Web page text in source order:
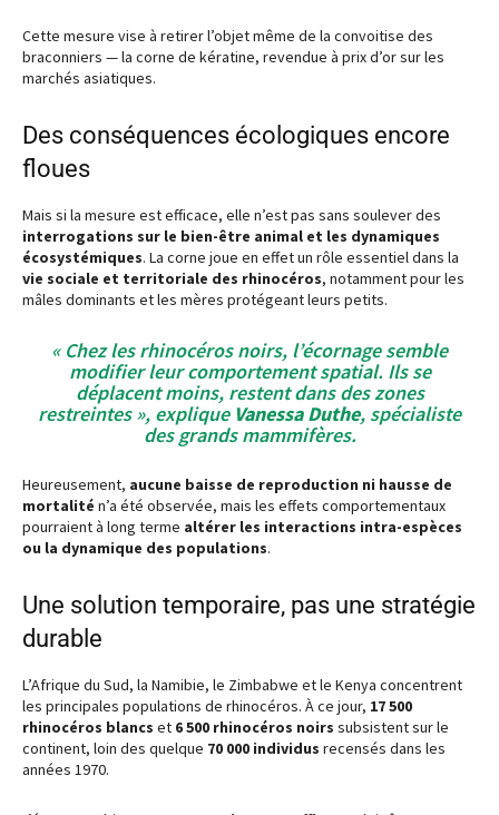
Cette mesure vise à retirer l’objet même de la convoitise des
braconniers — la corne de kératine, revendue à prix d’or sur les
marchés asiatiques.
Des conséquences écologiques encore
floues
Mais si la mesure est efficace, elle n’est pas sans soulever des
interrogations sur le bien-être animal et les dynamiques
écosystémiques. La corne joue en effet un rôle essentiel dans la
vie sociale et territoriale des rhinocéros, notamment pour les
mâles dominants et les mères protégeant leurs petits.
« Chez les rhinocéros noirs, l’écornage semble
modifier leur comportement spatial. Ils se
déplacent moins, restent dans des zones
restreintes », explique Vanessa Duthe, spécialiste
des grands mammifères.
Heureusement, aucune baisse de reproduction ni hausse de
mortalité n’a été observée, mais les effets comportementaux
pourraient à long terme altérer les interactions intra-espèces
ou la dynamique des populations.
Une solution temporaire, pas une stratégie
durable
L’Afrique du Sud, la Namibie, le Zimbabwe et le Kenya concentrent
les principales populations de rhinocéros. À ce jour, 17 500
rhinocéros blancs et 6 500 rhinocéros noirs subsistent sur le
continent, loin des quelque 70 000 individus recensés dans les
années 1970.